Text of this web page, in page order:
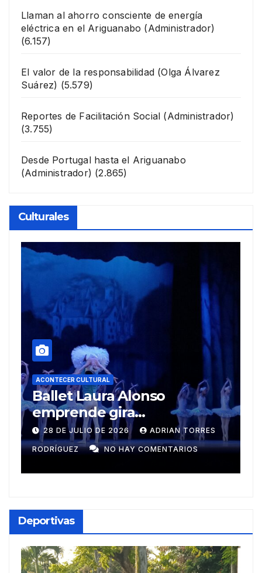
Llaman al ahorro consciente de energía
eléctrica en el Ariguanabo (Administrador)
(6.157)
El valor de la responsabilidad (Olga Álvarez
Suárez) (5.579)
Reportes de Facilitación Social (Administrador)
(3.755)
Desde Portugal hasta el Ariguanabo
(Administrador) (2.865)
Culturales
ADRIAN TORRES
ACONTECER CULTURAL
Muñecos y monotipia
9 DE JULIO DE 2026 MEYLIN
GUZMÁN NO HAY
Deportivas